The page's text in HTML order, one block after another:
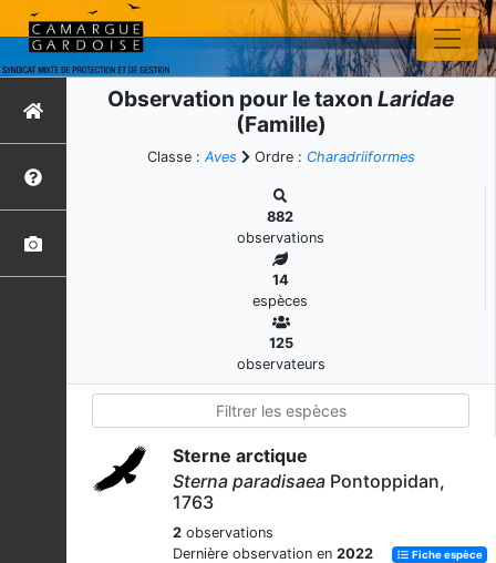
Observation pour le taxon Laridae
(Famille)
Classe : Aves Ordre : Charadriiformes
882
observations
14
espèces
125
observateurs
Sterne arctique
Sterna paradisaea Pontoppidan,
1763
2 observations
Dernière observation en 2022 Fiche espèce